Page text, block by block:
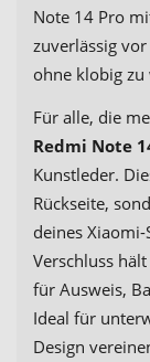
Note 14 Pro
zuverlässig
ohne klobig zu
Für alle, die
Redmi Note
Kunstleder.
Rückseite,
deines
Verschluss
für Ausweis,
Ideal für
Design